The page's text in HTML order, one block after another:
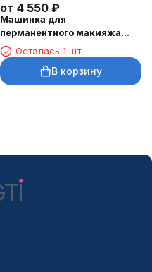
от 4 550 ₽
Машинка для
перманентного макияжа
DragonHawk Mast Tour Air,
RCA, ход 2,3 мм
Осталась 1 шт.
В корзину